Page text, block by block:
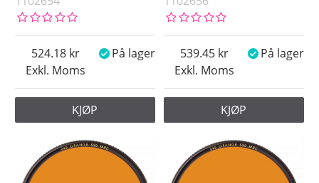
Exkl. Moms
524.18 På lager
KJØP
Exkl. Moms
539.45 På lager
KJØP